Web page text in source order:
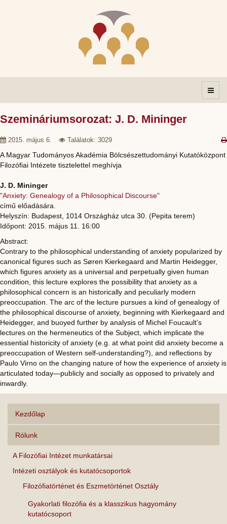
Szemináriumsorozat: J. D. Mininger
2015. május 6. Találatok: 3029
A Magyar Tudományos Akadémia Bölcsészettudományi Kutatóközpont
Filozófiai Intézete tisztelettel meghívja
J. D. Mininger
"Anxiety: Genealogy of a Philosophical Discourse"
című előadására.
Helyszín: Budapest, 1014 Országház utca 30. (Pepita terem)
Időpont: 2015. május 11. 16:00
Abstract:
Contrary to the philosophical understanding of anxiety popularized by
canonical figures such as Søren Kierkegaard and Martin Heidegger,
which figures anxiety as a universal and perpetually given human
condition, this lecture explores the possibility that anxiety as a
philosophical concern is an historically and peculiarly modern
preoccupation. The arc of the lecture pursues a kind of genealogy of
the philosophical discourse of anxiety, beginning with Kierkegaard and
Heidegger, and buoyed further by analysis of Michel Foucault’s
lectures on the hermeneutics of the Subject, which implicate the
essential historicity of anxiety (e.g. at what point did anxiety become a
preoccupation of Western self-understanding?), and reflections by
Paulo Virno on the changing nature of how the experience of anxiety is
articulated today—publicly and socially as opposed to privately and
inwardly.
Kezdőlap
Rólunk
A Filozófiai Intézet munkatársai
Intézeti osztályok és kutatócsoportok
Filozófiatörténet és Eszmetörténet Osztály
Gyakorlati filozófia és a klasszikus hagyomány
kutatócsoport